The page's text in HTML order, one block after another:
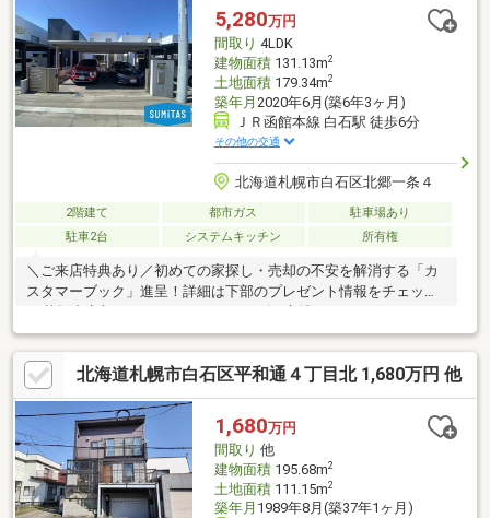
駅まで徒歩６分、バス停まで徒歩２分と交通アクセスが抜群で
す。■駐車２台可能（車種による）
5,280万円
間取り 4LDK
建物面積131.13m2
土地面積179.34m2
築年月 2020年6月(築6年3ヶ月)
ＪＲ函館本線 白石駅 徒歩6分
その他の交通
北海道札幌市白石区北郷一条４
2階建て 都市ガス
駐車場あり
駐車2台
システムキッチン 所有権
＼ご来店特典あり／初めての家探し・売却の不安を解消する「カ
スタマーブック」進呈！詳細は下部のプレゼント情報をチェック
♪●札幌中心部へのアクセスもスムーズな立地です。●スカイハウ
ス旧施工×令和2年築の高品質！室内外ともに状態良好です。●タ
イルテラス付きで、アウトドアリビングやBBQ、お子様のプール
遊びなど多目的に活用できます。●エコジョーズにLow-Eガラスを
採用。高い断熱性と光熱費の抑制を両立しています。●万が一停
電となった場合でも、電気自動車を非常用電源として利用するこ
とが可能です。●カーポート2台分にアスファルト舗装実施済み！
冬の除雪負担が軽減されます。
北海道札幌市白石区平和通４丁目北 1,680万円 他
1,680万円
間取り 他
建物面積195.68m2
土地面積111.15m2
築年月 1989年8月(築37年1ヶ月)